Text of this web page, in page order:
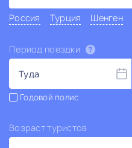
Россия Турция Шенген
Период поездки
Туда
Годовой полис
Возраст туристов